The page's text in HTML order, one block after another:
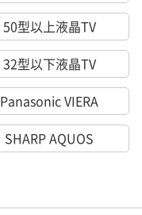
50型以上液晶TV
32型以下液晶TV
Panasonic VIERA
SHARP AQUOS